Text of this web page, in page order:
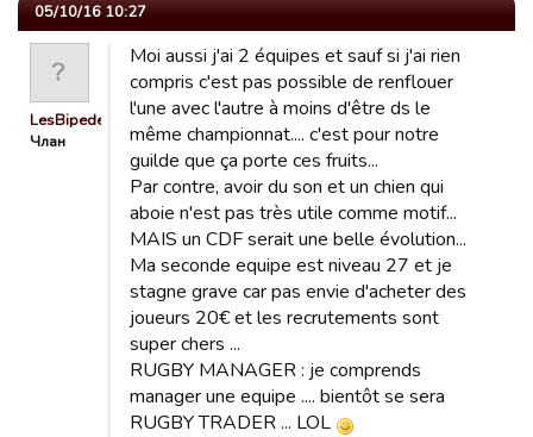
05/10/16 10:27
LesBipedesBretons
Члан
Moi aussi j'ai 2 équipes et sauf si j'ai rien
compris c'est pas possible de renflouer
l'une avec l'autre à moins d'être ds le
même championnat.... c'est pour notre
guilde que ça porte ces fruits...
Par contre, avoir du son et un chien qui
aboie n'est pas très utile comme motif...
MAIS un CDF serait une belle évolution...
Ma seconde equipe est niveau 27 et je
stagne grave car pas envie d'acheter des
joueurs 20€ et les recrutements sont
super chers ...
RUGBY MANAGER : je comprends
manager une equipe .... bientôt se sera
RUGBY TRADER ... LOL